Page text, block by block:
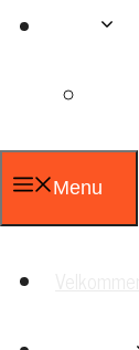
Menu